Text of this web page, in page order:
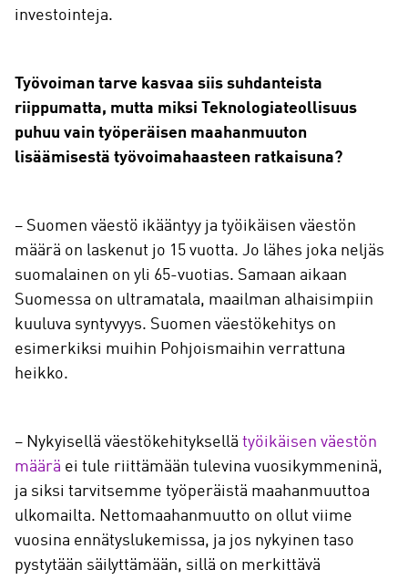
investointeja.
Työvoiman tarve kasvaa siis suhdanteista
riippumatta, mutta miksi Teknologiateollisuus
puhuu vain työperäisen maahanmuuton
lisäämisestä työvoimahaasteen ratkaisuna?
– Suomen väestö ikääntyy ja työikäisen väestön
määrä on laskenut jo 15 vuotta. Jo lähes joka neljäs
suomalainen on yli 65-vuotias. Samaan aikaan
Suomessa on ultramatala, maailman alhaisimpiin
kuuluva syntyvyys. Suomen väestökehitys on
esimerkiksi muihin Pohjoismaihin verrattuna
heikko.
– Nykyisellä väestökehityksellä työikäisen väestön
määrä ei tule riittämään tulevina vuosikymmeninä,
ja siksi tarvitsemme työperäistä maahanmuuttoa
ulkomailta. Nettomaahanmuutto on ollut viime
vuosina ennätyslukemissa, ja jos nykyinen taso
pystytään säilyttämään, sillä on merkittävä